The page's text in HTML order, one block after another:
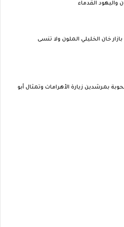
القدماء
خان الخليلي الملون ولا تنسى
بمرشدين زيارة الأهرامات وتمثال أبو